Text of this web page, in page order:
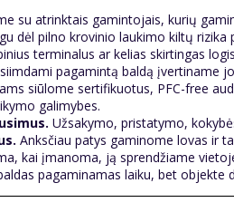
su atrinktais gamintojais, kurių
dėl pilno krovinio laukimo kiltų
terminalus ar kelias skirtingas
pagamintą baldą įvertiname
siūlome sertifikuotus, PFC-free
galimybes.
Užsakymo, pristatymo,
Anksčiau patys gaminome lovas ir
kai įmanoma, ją sprendžiame
pagaminamas laiku, bet